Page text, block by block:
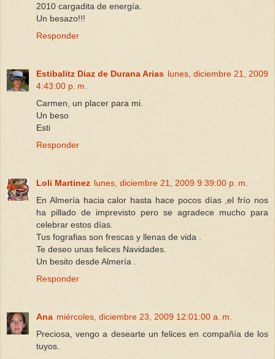
2010 cargadita de energía.
Un besazo!!!
Responder
Estibalitz Diaz de Durana Arias lunes, diciembre 21, 2009
4:43:00 p. m.
Carmen, un placer para mi.
Un beso
Esti
Responder
Loli Martinez lunes, diciembre 21, 2009 9:39:00 p. m.
En Almería hacia calor hasta hace pocos días ,el frío nos
ha pillado de imprevisto pero se agradece mucho para
celebrar estos días.
Tus fografias son frescas y llenas de vida .
Te deseo unas felices Navidades.
Un besito desde Almería .
Responder
Ana miércoles, diciembre 23, 2009 12:01:00 a. m.
Preciosa, vengo a desearte un felices en compañía de los
tuyos.